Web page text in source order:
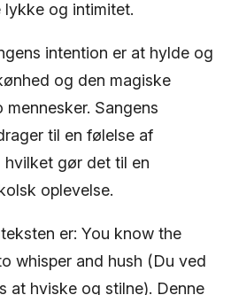
og intimitet.
intention er at hylde og
og den magiske
Sangens
til en følelse af
gør det til en
oplevelse.
er: You know the
whisper and hush (Du ved
at hviske og stilne). Denne